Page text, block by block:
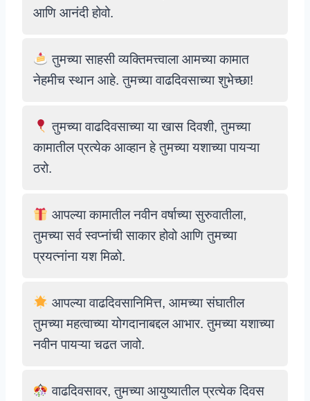
आणि आनंदी होवो.
तुमच्या साहसी व्यक्तिमत्त्वाला आमच्या कामात
नेहमीच स्थान आहे. तुमच्या वाढदिवसाच्या शुभेच्छा!
तुमच्या वाढदिवसाच्या या खास दिवशी, तुमच्या
कामातील प्रत्येक आव्हान हे तुमच्या यशाच्या पायऱ्या
ठरो.
आपल्या कामातील नवीन वर्षाच्या सुरुवातीला,
तुमच्या सर्व स्वप्नांची साकार होवो आणि तुमच्या
प्रयत्नांना यश मिळो.
आपल्या वाढदिवसानिमित्त, आमच्या संघातील
तुमच्या महत्वाच्या योगदानाबद्दल आभार. तुमच्या यशाच्या
नवीन पायऱ्या चढत जावो.
वाढदिवसावर, तुमच्या आयुष्यातील प्रत्येक दिवस